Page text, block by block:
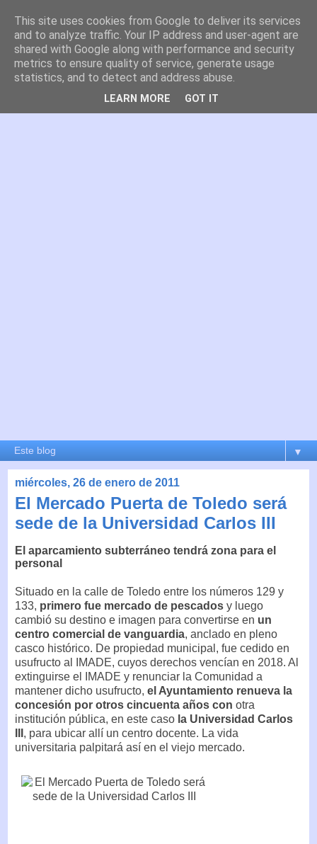
es por madrid
El blog de Madrid y su actualidad, proyectos, transporte,
movilidad, arquitectura, participación, medio ambiente,
educación, empleo, ...
▼
miércoles, 26 de enero de 2011
El Mercado Puerta de Toledo será
sede de la Universidad Carlos III
El aparcamiento subterráneo tendrá zona para el
personal
Situado en la calle de Toledo entre los números 129 y
133, primero fue mercado de pescados y luego
cambió su destino e imagen para convertirse en un
centro comercial de vanguardia, anclado en pleno
casco histórico. De propiedad municipal, fue cedido en
usufructo al IMADE, cuyos derechos vencían en 2018. Al
extinguirse el IMADE y renunciar la Comunidad a
mantener dicho usufructo, el Ayuntamiento renueva la
concesión por otros cincuenta años con otra
institución pública, en este caso la Universidad Carlos
, para ubicar allí un centro docente. La vida
universitaria palpitará así en el viejo mercado.
This site uses cookies from Google to deliver its services
and to analyze traffic. Your IP address and user-agent are
shared with Google along with performance and security
metrics to ensure quality of service, generate usage
statistics, and to detect and address abuse.
LEARN MORE GOT IT